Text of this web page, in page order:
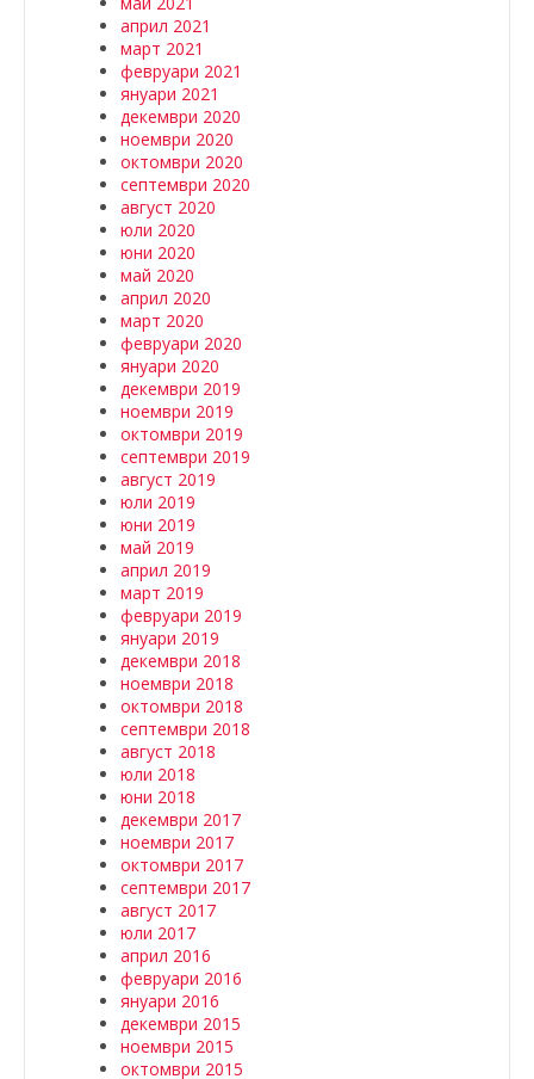
април 2021
март 2021
февруари 2021
януари 2021
декември 2020
ноември 2020
октомври 2020
септември 2020
август 2020
юли 2020
юни 2020
май 2020
април 2020
март 2020
февруари 2020
януари 2020
декември 2019
ноември 2019
октомври 2019
септември 2019
август 2019
юли 2019
юни 2019
май 2019
април 2019
март 2019
февруари 2019
януари 2019
декември 2018
ноември 2018
октомври 2018
септември 2018
август 2018
юли 2018
юни 2018
декември 2017
ноември 2017
октомври 2017
септември 2017
август 2017
юли 2017
април 2016
февруари 2016
януари 2016
декември 2015
ноември 2015
октомври 2015